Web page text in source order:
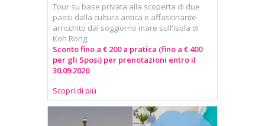
Tour su base privata alla scoperta di due
paesi dalla cultura antica e affascinante
arricchito dal soggiorno mare sull'isola di
Koh Rong.
Sconto fino a € 200 a pratica (fino a € 400
per gli Sposi) per prenotazioni entro il
30.09.2026
Scopri di più